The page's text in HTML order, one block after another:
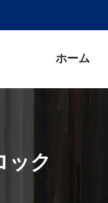
ホーム
ック